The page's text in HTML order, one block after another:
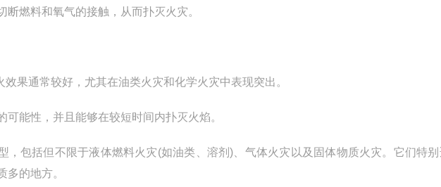
燃料和氧气的接触，从而扑灭火灾。
通常较好，尤其在油类火灾和化学火灾中表现突出。
能性，并且能够在较短时间内扑灭火焰。
包括但不限于液体燃料火灾(如油类、溶剂)、气体火灾以及固体物质火灾。它们特别
的地方。